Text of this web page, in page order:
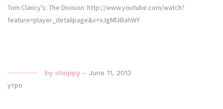
Tom Clancy’s: The Division: http://www.youtube.com/watch?
feature=player_detailpage&v=xJgMl3BahWY
by choppy - June 11, 2013
утро